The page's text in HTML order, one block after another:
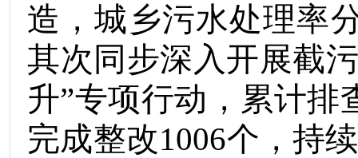
造，城乡污水处理率
其次 同步深入开展截
升”专项行动，累计排
完成整改1006个，持